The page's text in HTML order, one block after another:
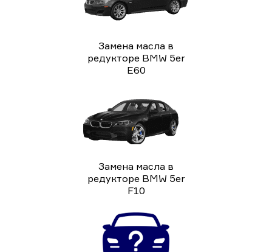
Замена масла в
редукторе BMW 5er
E60
Замена масла в
редукторе BMW 5er
F10